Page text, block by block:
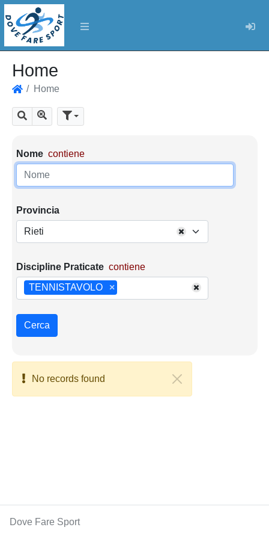
Home
Home
Cerca Mostra tutti i risultati
Parametri di ricerca
Nome contiene
Provincia
Rieti
Discipline Praticate contiene
×
TENNISTAVOLO
Cerca
No records found
Dove Fare Sport